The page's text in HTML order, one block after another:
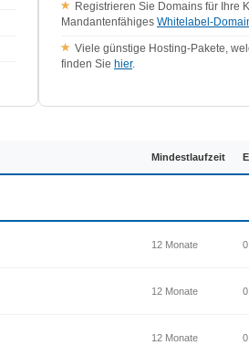
Registrieren Sie Domains für Ihre
Mandantenfähiges Whitelabel-
Viele günstige Hosting-Pakete,
finden Sie hier.
Mindestlaufzeit
12 Monate
12 Monate
12 Monate